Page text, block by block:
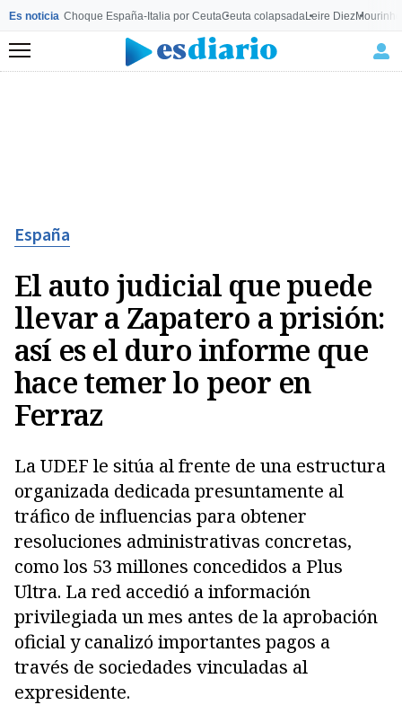
Es noticia Choque España-Italia por CeutaCeuta colapsadaLeire Diez
Menú
España
El auto judicial que puede
llevar a Zapatero a prisión:
así es el duro informe que
hace temer lo peor en
Ferraz
La UDEF le sitúa al frente de una estructura
organizada dedicada presuntamente al
tráfico de influencias para obtener
resoluciones administrativas concretas,
como los 53 millones concedidos a Plus
Ultra. La red accedió a información
privilegiada un mes antes de la aprobación
oficial y canalizó importantes pagos a
través de sociedades vinculadas al
expresidente.